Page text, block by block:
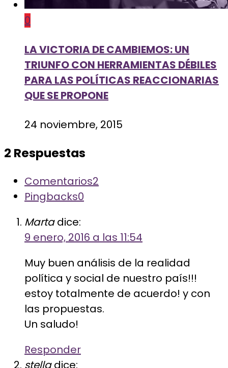
0
LA VICTORIA DE CAMBIEMOS: UN
TRIUNFO CON HERRAMIENTAS DÉBILES
PARA LAS POLÍTICAS REACCIONARIAS
QUE SE PROPONE
24 noviembre, 2015
2 Respuestas
Comentarios2
Pingbacks0
Marta dice:
9 enero, 2016 a las 11:54
Muy buen análisis de la realidad
política y social de nuestro país!!!
estoy totalmente de acuerdo! y con
las propuestas.
Un saludo!
Responder
stella dice: